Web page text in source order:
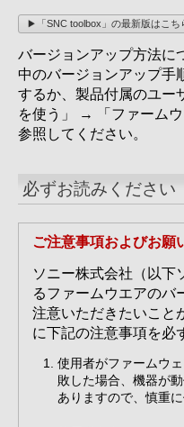
「SNC toolbox」の最新版はこち
バージョンアップ方法に
中のバージョンアップ手
するか、製品付属のユー
を使う」 → 「ファーム
参照してください。
必ずお読みください
ご注意事項およびお願
ソニー株式会社（以下
るファームウエアのバ
注意いただきたいこと
に下記の注意事項を必
使用者がファームウ
敗した場合、機器が
ありますので、慎重